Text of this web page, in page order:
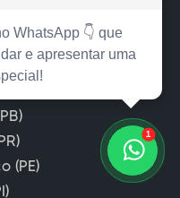
Sul (MS)
(MG)
(PE)
1
WhatsApp 👇 que
e apresentar uma